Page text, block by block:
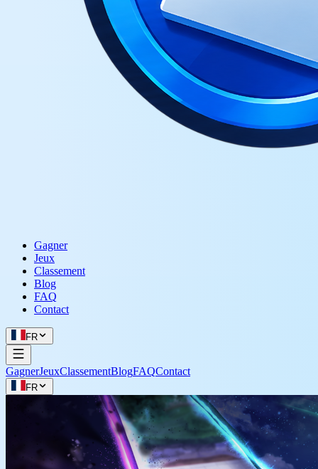
Gagner
Jeux
Classement
Blog
FAQ
Contact
FR
GagnerJeuxClassementBlogFAQContact
FR